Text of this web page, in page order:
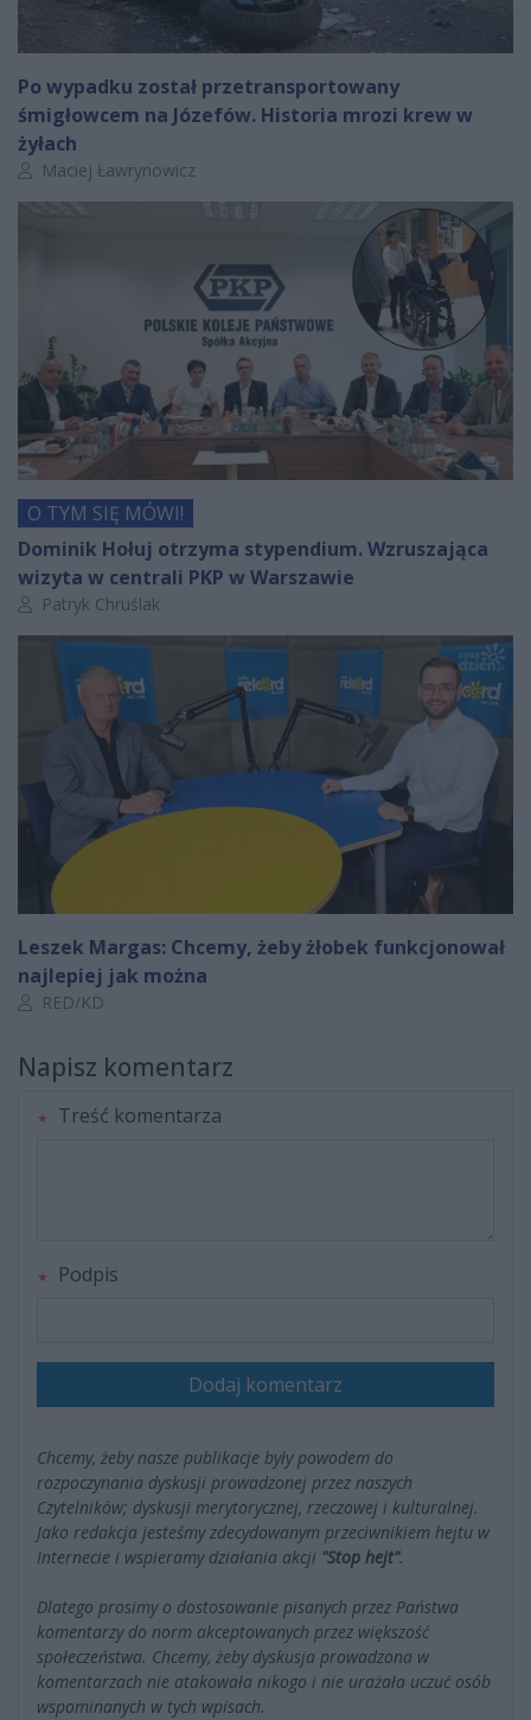
Po wypadku został przetransportowany
śmigłowcem na Józefów. Historia mrozi krew w
żyłach
Autor artykułu:
Maciej Ławrynowicz
O TYM SIĘ MÓWI!
Dominik Hołuj otrzyma stypendium. Wzruszająca
wizyta w centrali PKP w Warszawie
Autor artykułu:
Patryk Chruślak
Leszek Margas: Chcemy, żeby żłobek funkcjonował
najlepiej jak można
Autor artykułu:
RED/KD
Napisz komentarz
Treść komentarza
Podpis
Dodaj komentarz
Chcemy, żeby nasze publikacje były powodem do
rozpoczynania dyskusji prowadzonej przez naszych
Czytelników; dyskusji merytorycznej, rzeczowej i kulturalnej.
Jako redakcja jesteśmy zdecydowanym przeciwnikiem hejtu w
Internecie i wspieramy działania akcji "Stop hejt".
Dlatego prosimy o dostosowanie pisanych przez Państwa
komentarzy do norm akceptowanych przez większość
społeczeństwa. Chcemy, żeby dyskusja prowadzona w
komentarzach nie atakowała nikogo i nie urażała uczuć osób
wspominanych w tych wpisach.